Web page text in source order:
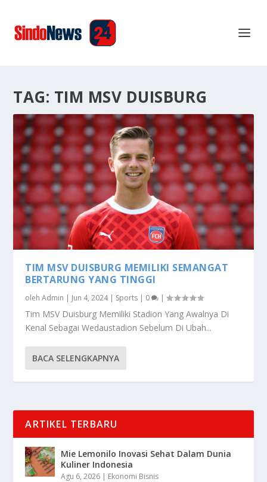
TAG: TIM MSV DUISBURG
TIM MSV DUISBURG MEMILIKI SEMANGAT
BERTARUNG YANG TINGGI
olehAdmin | Jun 4, 2024| Sports | 0 |
Tim MSV Duisburg Memiliki Stadion Yang Awalnya Di
Kenal Sebagai Wedaustadion Sebelum Di Ubah...
BACA SELENGKAPNYA
ARTIKEL TERBARU
Mie Lemonilo Inovasi Sehat Dalam Dunia
Kuliner Indonesia
Agu 6, 2026 | Ekonomi Bisnis